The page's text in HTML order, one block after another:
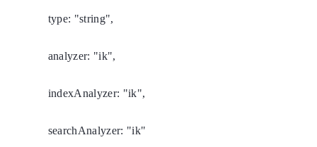
type: "string",
analyzer: "ik",
indexAnalyzer: "ik",
searchAnalyzer: "ik"